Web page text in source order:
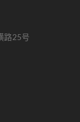
路25号